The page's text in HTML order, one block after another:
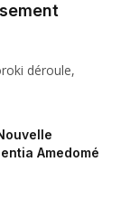
déroule,
Amedomé